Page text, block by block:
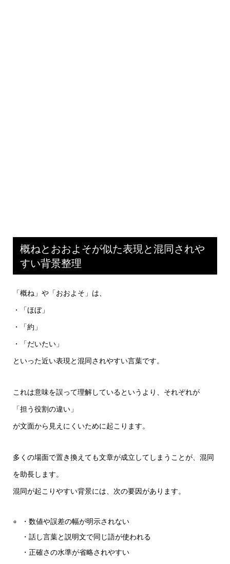
概ねとおおよそが似た表現と混同されや
すい背景整理
「概ね」や「おおよそ」は、
・「ほぼ」
・「約」
・「だいたい」
といった近い表現と混同されやすい言葉です。
これは意味を誤って理解しているというより、それぞれが
「担う役割の違い」
が文面から見えにくいために起こります。
多くの場面で置き換えても文章が成立してしまうことが、混同
を助長します。
混同が起こりやすい背景には、次の要因があります。
・数値や誤差の幅が明示されない
・話し言葉と説明文で同じ語が使われる
・正確さの水準が省略されやすい